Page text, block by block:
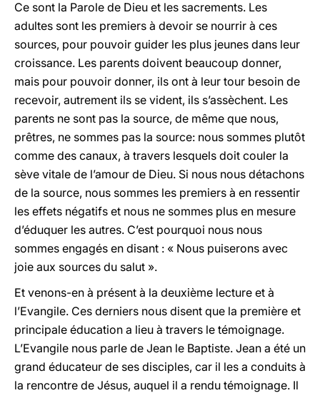
Ce sont la Parole de Dieu et les sacrements. Les
adultes sont les premiers à devoir se nourrir à ces
sources, pour pouvoir guider les plus jeunes dans leur
croissance. Les parents doivent beaucoup donner,
mais pour pouvoir donner, ils ont à leur tour besoin de
recevoir, autrement ils se vident, ils s’assèchent. Les
parents ne sont pas la source, de même que nous,
prêtres, ne sommes pas la source: nous sommes plutôt
comme des canaux, à travers lesquels doit couler la
sève vitale de l’amour de Dieu. Si nous nous détachons
de la source, nous sommes les premiers à en ressentir
les effets négatifs et nous ne sommes plus en mesure
d’éduquer les autres. C’est pourquoi nous nous
sommes engagés en disant : « Nous puiserons avec
joie aux sources du salut ».
Et venons-en à présent à la deuxième lecture et à
l’Evangile. Ces derniers nous disent que la première et
principale éducation a lieu à travers le témoignage.
L’Evangile nous parle de Jean le Baptiste. Jean a été un
grand éducateur de ses disciples, car il les a conduits à
la rencontre de Jésus, auquel il a rendu témoignage. Il